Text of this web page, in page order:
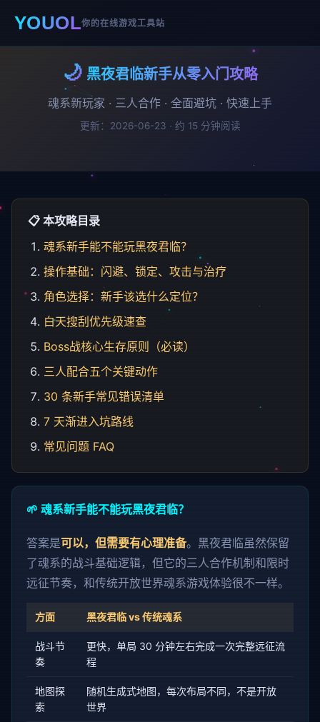
YOUOL你的在线游戏工具站
🌙 黑夜君临新手从零入门攻略
魂系新玩家 · 三人合作 · 全面避坑 · 快速上手
更新：2026-06-23 · 约 15 分钟阅读
📋 本攻略目录
魂系新手能不能玩黑夜君临？
操作基础：闪避、锁定、攻击与治疗
角色选择：新手该选什么定位？
白天搜刮优先级速查
Boss战核心生存原则（必读）
三人配合五个关键动作
30 条新手常见错误清单
7 天渐进入坑路线
常见问题 FAQ
🌱 魂系新手能不能玩黑夜君临？
答案是可以，但需要有心理准备。黑夜君临虽然保留
了魂系的战斗基础逻辑，但它的三人合作机制和限时
远征节奏，和传统开放世界魂系游戏体验很不一样。
方面 黑夜君临 vs 传统魂系
战斗节
奏
更快，单局 30 分钟左右完成一次完整远征流
程
地图探
索
随机生成式地图，每次布局不同，不是开放
世界